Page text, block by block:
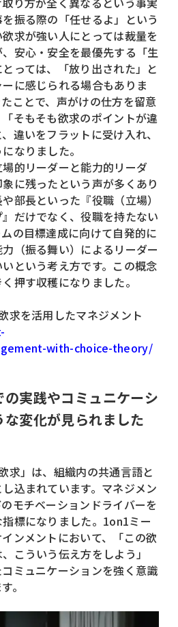
振る際の「任せるよ」という
求が強い人にとっては裁量を
安心・安全を最優先する「生
っては、「放り出された」と
に感じられる場合もありま
ことで、声がけの仕方を留意
そもそも欲求のポイントが違
違いをフラットに受け入れ、
なりました。
的リーダーと能力的リーダ
に残ったという声が多くあり
部長といった『役職（立場）
だけでなく、役職を持たない
の目標達成に向けて自発的に
（振る舞い）によるリーダー
という考え方です。この概念
押す収穫になりました。
求を活用したマネジメント
with-choice-theory/
実践やコミュニケーシ
な変化が見られました
求」は、組織内の共通言語と
込まれています。マネジメン
モチベーションドライバーを
標になりました。1on1ミー
ンメントにおいて、「この欲
こういう伝え方をしよう」
ミュニケーションを強く意識
。